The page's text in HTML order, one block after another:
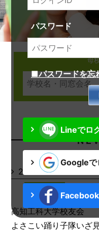
パスワード
■パスワードを忘
Lineでロ
Googleで
母
N E
2026.08.06
お知らせ
高知工科大学校友会
よさこい踊